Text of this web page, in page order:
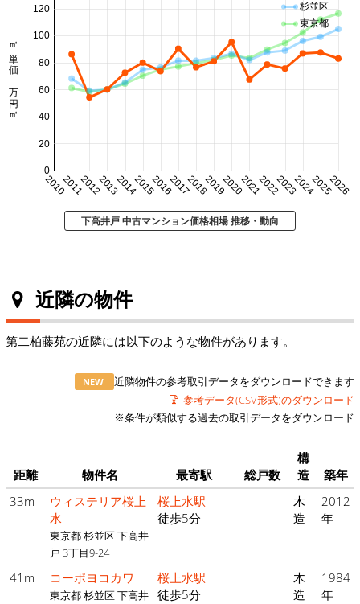
20102011201220132014201520162017201820192020202120222023202420252026
0
20
40
60
80
100
120
㎡単価 万円/㎡
杉並区
東京都
下高井戸 中古マンション価格相場 推移・動向
近隣の物件
第二柏藤苑の近隣には以下のような物件があります。
NEW
近隣物件の参考取引データをダウンロードできます
参考データ(CSV形式)のダウンロード
※条件が類似する過去の取引データをダウンロード
距離 物件名 最寄駅 総戸数
構
造
築年
33m
ウィステリア桜上
水
東京都 杉並区 下高井
戸 3丁目9-24
桜上水駅
徒歩5分
木
造
2012
年
41m コーポヨコカワ
東京都 杉並区 下高井
桜上水駅
徒歩5分
木
造
1984
年